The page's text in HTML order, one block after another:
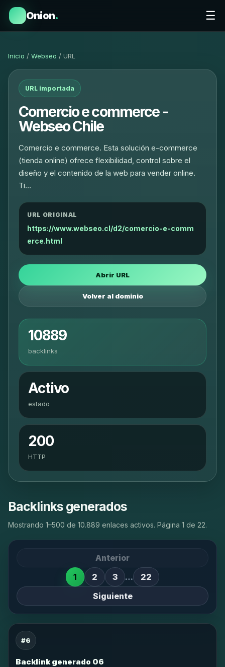
Onion. ☰
Inicio / Webseo / URL
URL importada
Comercio e commerce -
Webseo Chile
Comercio e commerce. Esta solución e-commerce
(tienda online) ofrece flexibilidad, control sobre el
diseño y el contenido de la web para vender online.
Ti…
URL ORIGINAL
https://www.webseo.cl/d2/comercio-e-comm
erce.html
Abrir URL
Volver al dominio
10889
backlinks
Activo
estado
200
HTTP
Backlinks generados
Mostrando 1–500 de 10.889 enlaces activos. Página 1 de 22.
Anterior
1
2 3 …
22
Siguiente
#6
Backlink generado 06